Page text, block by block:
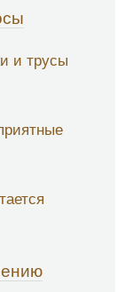
и трусы